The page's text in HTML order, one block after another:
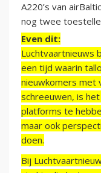
A220’s van
nog twee
Even dit:
Luchtvaartnieuws
een tijd waarin
nieuwkomers met
schreeuwen, is
platforms te
maar ook
doen.
Bij